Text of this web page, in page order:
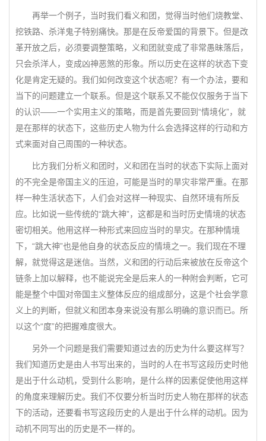
再举一个例子，当时我们看义和团，觉得当时他们烧教堂、
挖铁路、杀洋鬼子特别痛快。那是在反帝爱国的背景下。但是改
革开放之后，必须要调整策略，义和团就变成了非常愚昧落后，
只会杀洋人，变成凶神恶煞的形象。所以历史在这样的状态下变
化是肯定无疑的。我们如何改变这个状态呢？有一个办法，要和
当下的问题建立一个联系。但是这个联系又不能仅仅服务于当下
的认识——一个实用主义的策略，而是首先要回到“情境化”，就
是在那样的状态下，这些历史人物为什么会选择这样的行动和方
式来面对自己周围的一种状态。
比方我们分析义和团时，义和团在当时的状态下实际上面对
的不完全是帝国主义的压迫，可能是当时的旱灾非常严重。在那
样一种生活状态下，人们会对这样一种现实、自然环境有所反
应。比如说一些传统的“跳大神”，这都是和当时历史情境的状态
密切相关。他用这样一种形式来回应当时的旱灾。在那种情境
下，“跳大神”也是他自身的状态反应的情境之一。我们现在不理
解，就觉得这是迷信。当然，义和团的行动后来被放在反帝这个
链条上加以解释，也不能说完全是后来人的一种附会判断，它可
能是整个中国对帝国主义整体反应的组成部分，这是个社会学意
义上的判断，但就义和团本身来说没有那么明确的意识而已。所
以这个“度”的把握难度很大。
另外一个问题是我们需要知道过去的历史为什么要这样写？
我们知道历史是由人书写出来的，当时的人在书写这段历史时他
是出于什么动机，受到什么影响，是什么样的因素促使他用这样
的角度来理解历史。我们不仅要分析当时历史人物在那样的状态
下的活动，还要看书写这段历史的人是出于什么样的动机。因为
动机不同写出的历史是不一样的。